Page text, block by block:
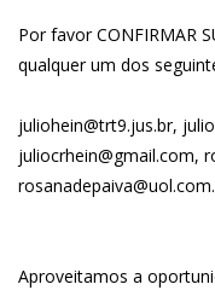
Por favor CONFIRMAR
qualquer um dos
juliohein@trt9.jus.br,
juliocrhein@gmail.com,
Aproveitamos a